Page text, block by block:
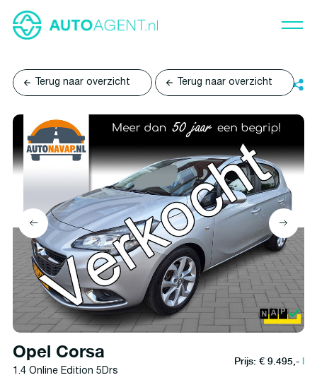
Terug naar overzicht Terug naar overzicht
Opel Corsa
1.4 Online Edition 5Drs
Prijs: € 9.495,-l